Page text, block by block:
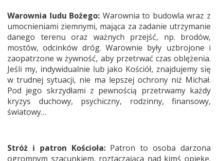
Warownia ludu Bożego: Warownia to budowla wraz z
umocnieniami ziemnymi, mająca za zadanie utrzymanie
danego terenu oraz ważnych przejść, np. brodów,
mostów, odcinków dróg. Warownie były uzbrojone i
zaopatrzone w żywność, aby przetrwać czas oblężenia.
Jeśli my, indywidualnie lub jako Kościół, znajdujemy się
w trudnej sytuacji, nie ma lepszej ochrony niż Michał.
Pod jego skrzydłami z pewnością przetrwamy każdy
kryzys duchowy, psychiczny, rodzinny, finansowy,
światowy…
Stróż i patron Kościoła:Patron to osoba darzona
ogromnym szacunkiem, roztaczająca nad kimś opiekę.